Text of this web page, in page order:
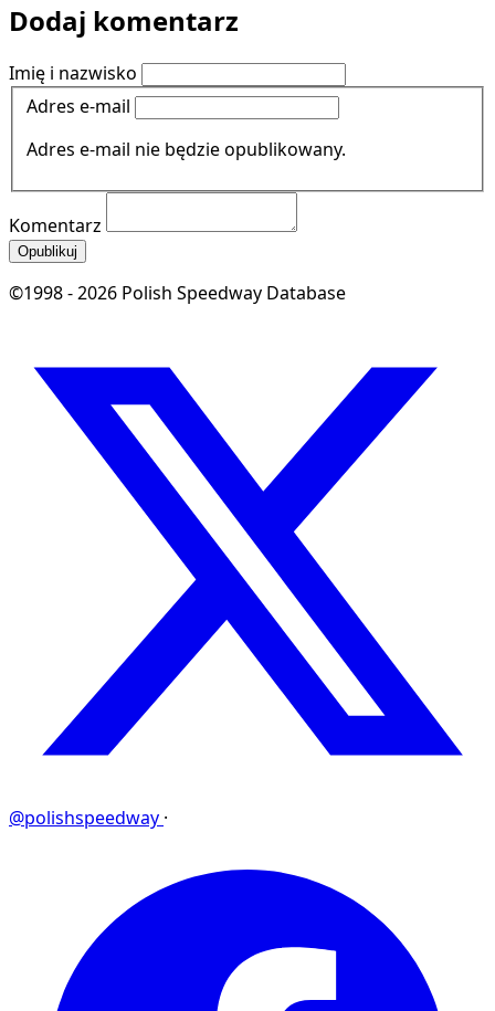
Dodaj komentarz
Imię i nazwisko
Adres e-mail
Adres e-mail nie będzie opublikowany.
Komentarz
Opublikuj
©1998 - 2026 Polish Speedway Database
@polishspeedway ·